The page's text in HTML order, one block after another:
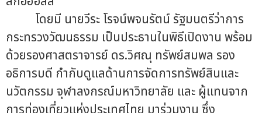
โดยมี นายวีระ โรจน์พจนรัตน์ รัฐมนตรีว่าการ
กระทรวงวัฒนธรรม เป็นประธานในพิธีเปิดงาน พร้อม
ด้วยรองศาสตราจารย์ ดร.วิศณุ ทรัพย์สมพล รอง
อธิการบดี กำกับดูแลด้านการจัดการทรัพย์สินและ
นวัตกรรม จุฬาลงกรณ์มหาวิทยาลัย และ ผู้แทนจาก